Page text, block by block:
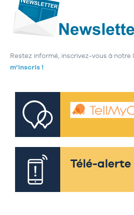
Restez informé, inscrivez-vous à notre
m’inscris !
Télé-alerte